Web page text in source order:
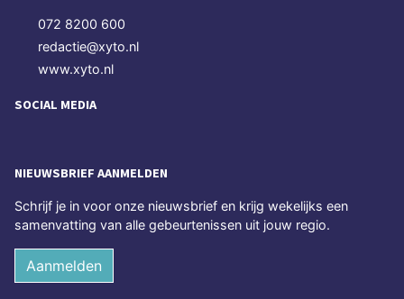
072 8200 600
redactie@xyto.nl
www.xyto.nl
SOCIAL MEDIA
NIEUWSBRIEF AANMELDEN
Schrijf je in voor onze nieuwsbrief en krijg wekelijks een
samenvatting van alle gebeurtenissen uit jouw regio.
Aanmelden